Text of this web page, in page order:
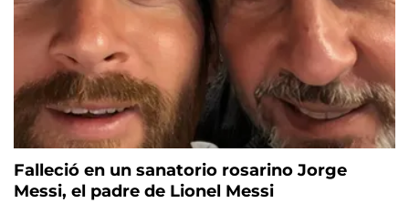
Falleció en un sanatorio rosarino Jorge
Messi, el padre de Lionel Messi